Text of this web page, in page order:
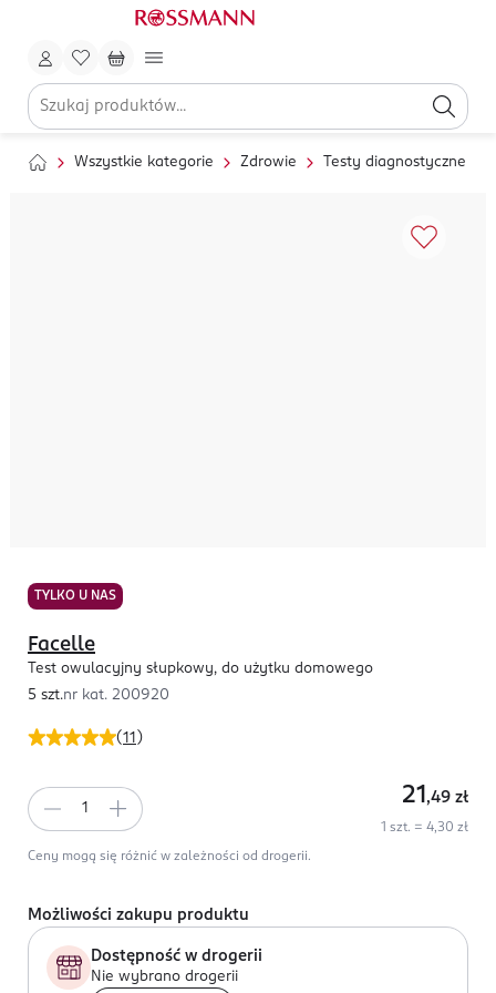
Wszystkie kategorie Zdrowie Testy diagnostyczne
TYLKO U NAS
(11 )
Facelle
Test owulacyjny słupkowy, do użytku domowego
5 szt.nr kat. 200920
21 ,49 zł
1 szt. = 4,30 zł
Ceny mogą się różnić w zależności od drogerii.
Możliwości zakupu produktu
Dostępność w drogerii
Nie wybrano drogerii